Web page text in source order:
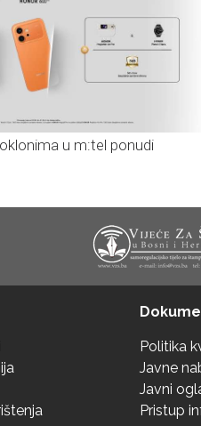
u m:tel ponudi
Politika
Javne
Javni
Pristup